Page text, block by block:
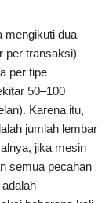
mengikuti dua
per transaksi)
per tipe
50–100
Karena itu,
jumlah lembar
jika mesin
semua pecahan